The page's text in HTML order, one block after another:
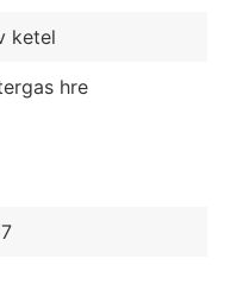
ketel
hre